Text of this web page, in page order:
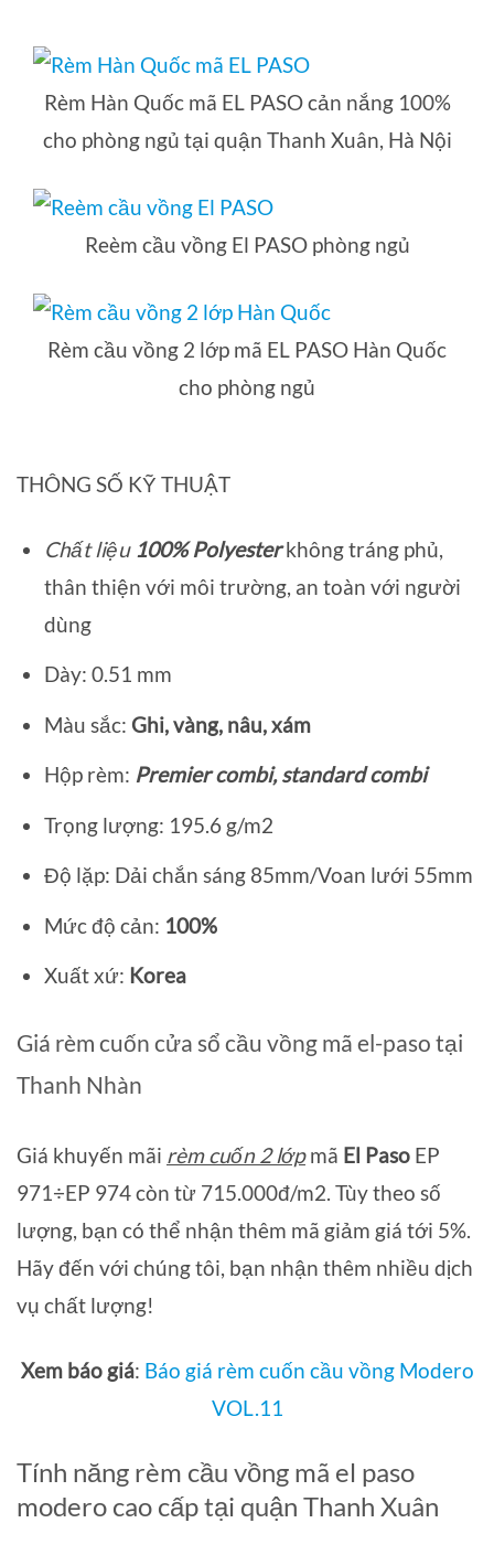
Rèm Hàn Quốc mã EL PASO cản nắng 100%
cho phòng ngủ tại quận Thanh Xuân, Hà Nội
Reèm cầu vồng El PASO phòng ngủ
Rèm cầu vồng 2 lớp mã EL PASO Hàn Quốc
cho phòng ngủ
THÔNG SỐ KỸ THUẬT
Chất liệu100% Polyesterkhông tráng phủ,
thân thiện với môi trường, an toàn với người
dùng
Dày: 0.51 mm
Màu sắc: Ghi, vàng, nâu, xám
Hộp rèm: Premier combi, standard combi
Trọng lượng: 195.6 g/m2
Độ lặp: Dải chắn sáng 85mm/Voan lưới 55mm
Mức độ cản: 100%
Xuất xứ: Korea
Giá rèm cuốn cửa sổ cầu vồng mã el-paso tại
Thanh Nhàn
Giá khuyến mãi rèm cuốn 2 lớpmã El Paso EP
971÷EP 974 còn từ 715.000đ/m2. Tùy theo số
lượng, bạn có thể nhận thêm mã giảm giá tới 5%.
Hãy đến với chúng tôi, bạn nhận thêm nhiều dịch
vụ chất lượng!
Xem báo giá: Báo giá rèm cuốn cầu vồng Modero
VOL.11
Tính năng rèm cầu vồng mã el paso
modero cao cấp tại quận Thanh Xuân